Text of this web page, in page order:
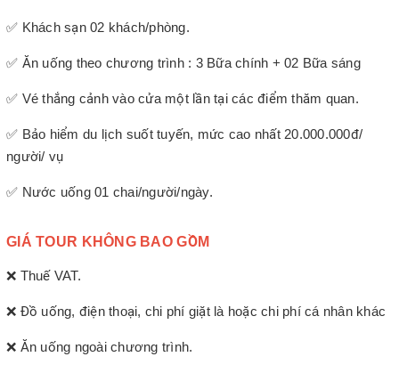
✅ Khách sạn 02 khách/phòng.
✅ Ăn uống theo chương trình : 3 Bữa chính + 02 Bữa sáng
✅ Vé thắng cảnh vào cửa một lần tại các điểm thăm quan.
✅ Bảo hiểm du lịch suốt tuyến, mức cao nhất 20.000.000đ/
người/ vụ
✅ Nước uống 01 chai/người/ngày.
GIÁ TOUR KHÔNG BAO GỒM
❌ Thuế VAT.
❌ Đồ uống, điện thoại, chi phí giặt là hoặc chi phí cá nhân khác
❌ Ăn uống ngoài chương trình.